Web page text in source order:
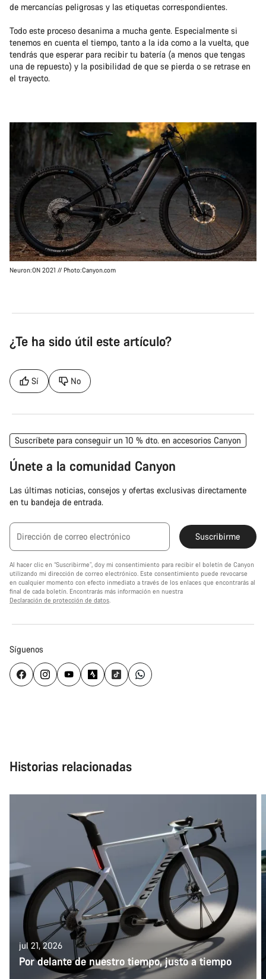
de mercancías peligrosas y las etiquetas correspondientes.
Todo este proceso desanima a mucha gente. Especialmente si
tenemos en cuenta el tiempo, tanto a la ida como a la vuelta, que
tendrás que esperar para recibir tu batería (a menos que tengas
una de repuesto) y la posibilidad de que se pierda o se retrase en
el trayecto.
Neuron:ON 2021 // Photo:Canyon.com
¿Te ha sido útil este artículo?
Sí No
Suscríbete para conseguir un 10 % dto. en accesorios Canyon
Únete a la comunidad Canyon
Las últimas noticias, consejos y ofertas exclusivas directamente
en tu bandeja de entrada.
Dirección de correo electrónico Suscribirme
Al hacer clic en “Suscribirme”, doy mi consentimiento para recibir el boletín de Canyon
utilizando mi dirección de correo electrónico. Este consentimiento puede revocarse
en cualquier momento con efecto inmediato a través de los enlaces que encontrarás al
final de cada boletín. Encontrarás más información en nuestra
Declaración de protección de datos.
Síguenos
Historias relacionadas
jul 21, 2026
Por delante de nuestro tiempo, justo a tiempo